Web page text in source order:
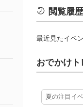
閲覧履歴
最近見たイベ
おでかけト
夏の注目イ